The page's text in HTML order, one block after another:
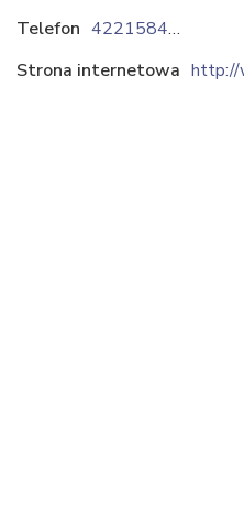
Telefon
422158482
Strona internetowa